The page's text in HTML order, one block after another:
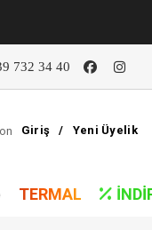
732 34 40
Giriş / Yeni Üyelik
TERMAL